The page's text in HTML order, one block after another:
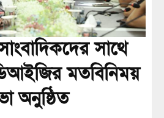
সাথে
মতবিনিময়
অনুষ্ঠিত